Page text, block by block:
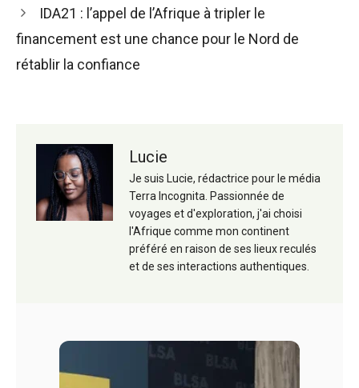
IDA21 : l’appel de l’Afrique à tripler le
financement est une chance pour le Nord de
rétablir la confiance
Lucie
Je suis Lucie, rédactrice pour le média
Terra Incognita. Passionnée de
voyages et d'exploration, j'ai choisi
l'Afrique comme mon continent
préféré en raison de ses lieux reculés
et de ses interactions authentiques.